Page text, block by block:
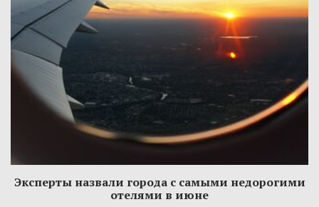
Эксперты назвали города с самыми недорогими
отелями в июне